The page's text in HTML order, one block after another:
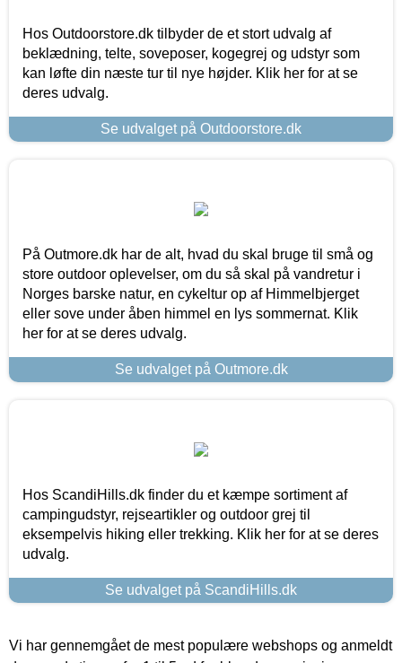
Hos Outdoorstore.dk tilbyder de et stort udvalg af
beklædning, telte, soveposer, kogegrej og udstyr som
kan løfte din næste tur til nye højder. Klik her for at se
deres udvalg.
Se udvalget på Outdoorstore.dk
På Outmore.dk har de alt, hvad du skal bruge til små og
store outdoor oplevelser, om du så skal på vandretur i
Norges barske natur, en cykeltur op af Himmelbjerget
eller sove under åben himmel en lys sommernat. Klik
her for at se deres udvalg.
Se udvalget på Outmore.dk
Hos ScandiHills.dk finder du et kæmpe sortiment af
campingudstyr, rejseartikler og outdoor grej til
eksempelvis hiking eller trekking. Klik her for at se deres
udvalg.
Se udvalget på ScandiHills.dk
Vi har gennemgået de mest populære webshops og anmeldt